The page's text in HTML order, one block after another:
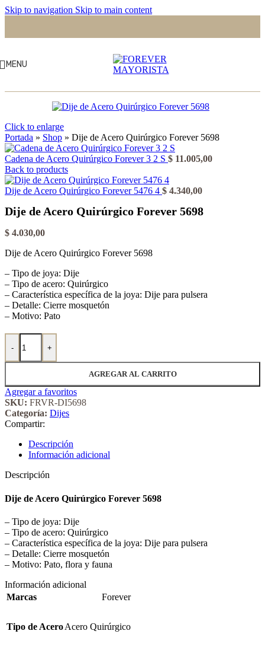
Skip to navigation Skip to main content
MENU
Click to enlarge
Portada » Shop » Dije de Acero Quirúrgico Forever 5698
Cadena de Acero Quirúrgico Forever 3 2 S $ 11.005,00
Back to products
Dije de Acero Quirúrgico Forever 5476 4 $ 4.340,00
Dije de Acero Quirúrgico Forever 5698
$ 4.030,00
Dije de Acero Quirúrgico Forever 5698
– Tipo de joya: Dije
– Tipo de acero: Quirúrgico
– Característica específica de la joya: Dije para pulsera
– Detalle: Cierre mosquetón
– Motivo: Pato
-
Dije de Acero Quirúrgico Forever 5698 cantidad
+
AGREGAR AL CARRITO
Agregar a favoritos
SKU: FRVR-DI5698
Categoría: Dijes
Compartir:
Descripción
Información adicional
Descripción
Dije de Acero Quirúrgico Forever 5698
– Tipo de joya: Dije
– Tipo de acero: Quirúrgico
– Característica específica de la joya: Dije para pulsera
– Detalle: Cierre mosquetón
– Motivo: Pato, flora y fauna
Información adicional
Marcas
Forever
Tipo de AceroAcero Quirúrgico